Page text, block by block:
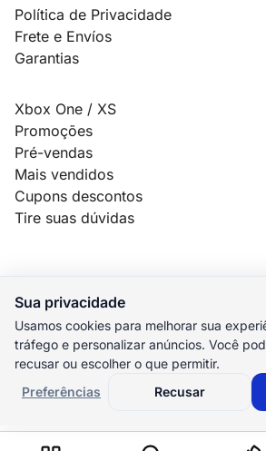
Política de Privacidade
Frete e Envíos
Garantias
Xbox One / XS
Promoções
Pré-vendas
Mais vendidos
Cupons descontos
Tire suas dúvidas
© 2026 MauroSPBR Games. Todos os
elo HIPER AMEX
Preferências de cookies
Sua privacidade
Usamos cookies para melhorar sua
tráfego e personalizar anúncios. Você
recusar ou escolher o que permitir.
Preferências
Recusar